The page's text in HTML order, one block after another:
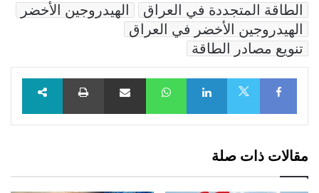
الطاقة المتجددة في العراق
الهيدروجين الأخضر
الهيدروجين الأخضر في العراق
تنويع مصادر الطاقة
Facebook
LinkedIn
WhatsAppمشاركة عبر البريد طباعة
مقالات ذات صلة